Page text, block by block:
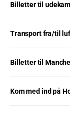
Billetter til
Transport fra/til
Billetter til
Kom med ind på